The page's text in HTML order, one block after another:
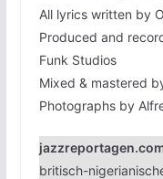
All lyrics written by
Produced and
Funk Studios
Mixed & mastered
Photographs by
britisch-